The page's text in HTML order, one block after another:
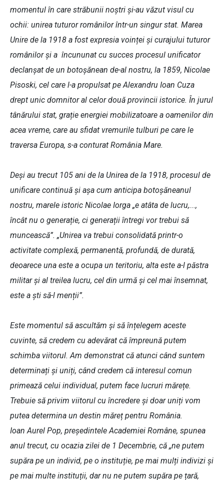
momentul în care străbunii noștri și-au văzut visul cu
ochii: unirea tuturor românilor într-un singur stat. Marea
Unire de la 1918 a fost expresia voinței și curajului tuturor
românilor și a încununat cu succes procesul unificator
declanșat de un botoșănean de-al nostru, la 1859, Nicolae
Pisoski, cel care l-a propulsat pe Alexandru Ioan Cuza
drept unic domnitor al celor două provincii istorice. În jurul
tânărului stat, grație energiei mobilizatoare a oamenilor din
acea vreme, care au sfidat vremurile tulburi pe care le
traversa Europa, s-a conturat România Mare.
Deși au trecut 105 ani de la Unirea de la 1918, procesul de
unificare continuă și așa cum anticipa botoșăneanul
nostru, marele istoric Nicolae Iorga „e atâta de lucru,...,
încât nu o generație, ci generații întregi vor trebui să
muncească”. „Unirea va trebui consolidată printr-o
activitate complexă, permanentă, profundă, de durată,
deoarece una este a ocupa un teritoriu, alta este a-l păstra
militar și al treilea lucru, cel din urmă și cel mai însemnat,
este a ști să-l menții”.
Este momentul să ascultăm și să înțelegem aceste
cuvinte, să credem cu adevărat că împreună putem
schimba viitorul. Am demonstrat că atunci când suntem
determinați și uniți, când credem că interesul comun
primează celui individual, putem face lucruri mărețe.
Trebuie să privim viitorul cu încredere și doar uniți vom
putea determina un destin măreț pentru România.
Ioan Aurel Pop, președintele Academiei Române, spunea
anul trecut, cu ocazia zilei de 1 Decembrie, că „ne putem
supăra pe un individ, pe o instituție, pe mai mulți indivizi și
pe mai multe instituții, dar nu ne putem supăra pe țară,